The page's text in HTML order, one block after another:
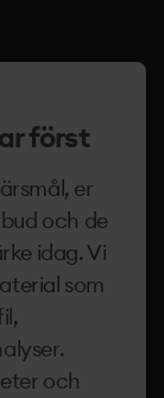
först
er
och de
idag. Vi
som
och